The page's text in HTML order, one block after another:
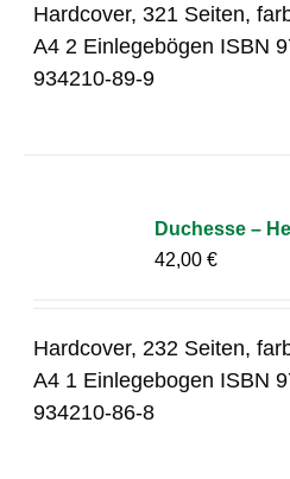
Hardcover, 321 Seiten,
A4 2 Einlegebögen ISBN
934210-89-9
Duchesse –
42,00€
Hardcover, 232 Seiten,
A4 1 Einlegebogen ISBN
934210-86-8